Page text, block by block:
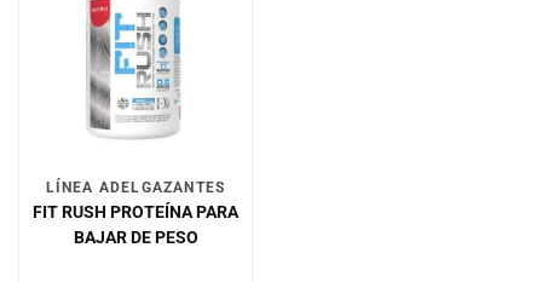
LÍNEA ADELGAZANTES
FIT RUSH PROTEÍNA PARA
BAJAR DE PESO